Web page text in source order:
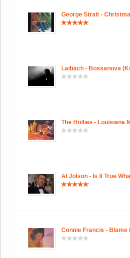
George Strait -
Laibach - Bossanova
The Hollies - Louisiana
Al Jolson - Is It True
Connie Francis - Blame